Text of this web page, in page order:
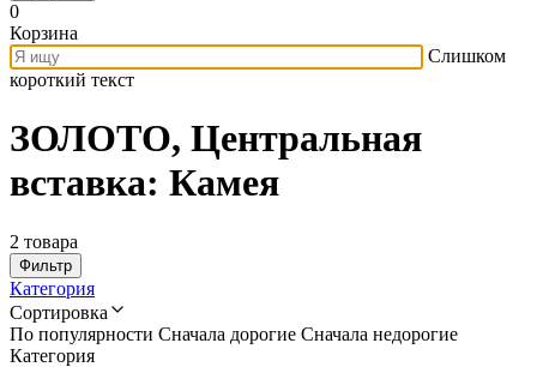
0
Корзина
Слишком
короткий текст
ЗОЛОТО, Центральная
вставка: Камея
2 товара
Фильтр
Категория
Сортировка
По популярности Сначала дорогие Сначала недорогие
Категория